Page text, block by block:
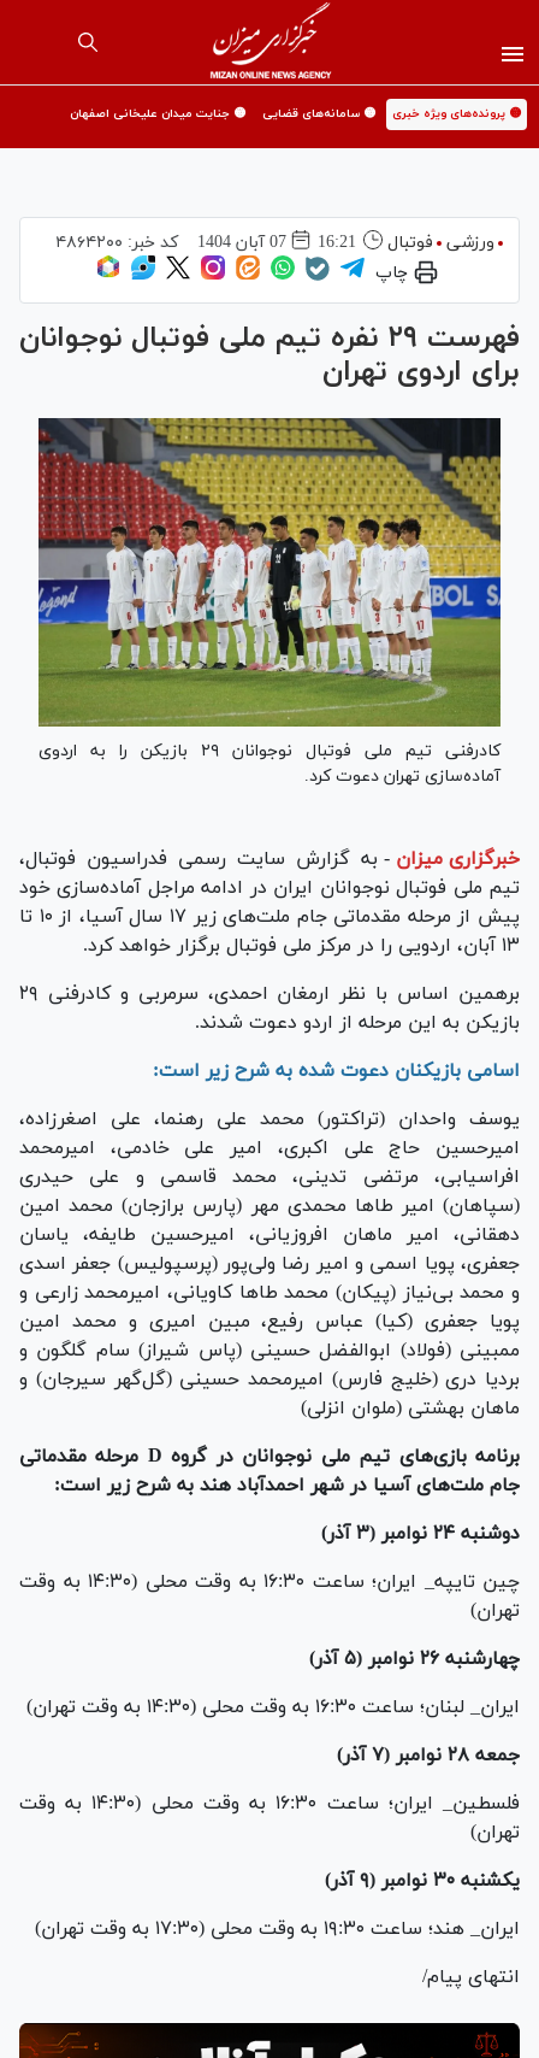
🟡 پرونده‌های ویژه خبری 🟡 سامانه‌های قضایی 🟡 جنایت میدان علیخانی اصفهان
ورزشی فوتبال 16:21 07 آبان 1404 کد خبر: ۴۸۶۴۲۰۰
چاپ
فهرست ۲۹ نفره تیم ملی فوتبال نوجوانان
برای اردوی تهران
کادرفنی تیم ملی فوتبال نوجوانان ۲۹ بازیکن را به اردوی
آماده‌سازی تهران دعوت کرد.
خبرگزاری میزان - به گزارش سایت رسمی فدراسیون فوتبال،
تیم ملی فوتبال نوجوانان ایران در ادامه مراجل آماده‌سازی خود
پیش از مرحله مقدماتی جام ملت‌های زیر ۱۷ سال آسیا، از ۱۰ تا
۱۳ آبان، اردویی را در مرکز ملی فوتبال برگزار خواهد کرد.
برهمین اساس با نظر ارمغان احمدی، سرمربی و کادرفنی ۲۹
بازیکن به این مرحله از اردو دعوت شدند.
اسامی بازیکنان دعوت شده به شرح زیر است:
یوسف واحدان (تراکتور) محمد علی رهنما، علی اصغرزاده،
امیرحسین حاج علی اکبری، امیر علی خادمی، امیرمحمد
افراسیابی، مرتضی تدینی، محمد قاسمی و علی حیدری
(سپاهان) امیر طا‌ها محمدی مهر (پارس برازجان) محمد امین
دهقانی، امیر ماهان افروزیانی، امیرحسین طایفه، یاسان
جعفری، پویا اسمی و امیر رضا ولی‌پور (پرسپولیس) جعفر اسدی
و محمد بی‌نیاز (پیکان) محمد طا‌ها کاویانی، امیرمحمد زارعی و
پویا جعفری (کیا) عباس رفیع، مبین امیری و محمد امین
ممبینی (فولاد) ابوالفضل حسینی (پاس شیراز) سام گلگون و
بردیا دری (خلیج فارس) امیرمحمد حسینی (گل‌گهر سیرجان) و
ماهان بهشتی (ملوان انزلی)
برنامه بازی‌های تیم ملی نوجوانان در گروه D مرحله مقدماتی
جام ملت‌های آسیا در شهر احمدآباد هند به شرح زیر است:
دوشنبه ۲۴ نوامبر (۳ آذر)
چین تایپه_ ایران؛ ساعت ۱۶:۳۰ به وقت محلی (۱۴:۳۰ به وقت
تهران)
چهارشنبه ۲۶ نوامبر (۵ آذر)
ایران_ لبنان؛ ساعت ۱۶:۳۰ به وقت محلی (۱۴:۳۰ به وقت تهران)
جمعه ۲۸ نوامبر (۷ آذر)
فلسطین_ ایران؛ ساعت ۱۶:۳۰ به وقت محلی (۱۴:۳۰ به وقت
تهران)
یکشنبه ۳۰ نوامبر (۹ آذر)
ایران_ هند؛ ساعت ۱۹:۳۰ به وقت محلی (۱۷:۳۰ به وقت تهران)
انتهای پیام/